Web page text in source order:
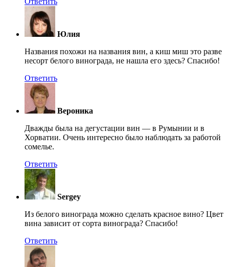
Юлия
Названия похожи на названия вин, а киш миш это разве
несорт белого винограда, не нашла его здесь? Спасибо!
Ответить
Вероника
Дважды была на дегустации вин — в Румынии и в
Хорватии. Очень интересно было наблюдать за работой
сомелье.
Ответить
Sergey
Из белого винограда можно сделать красное вино? Цвет
вина зависит от сорта винограда? Спасибо!
Ответить